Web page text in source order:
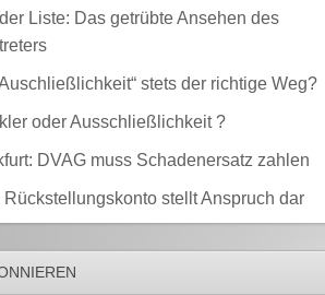
Liste: Das getrübte Ansehen des
stets der richtige Weg?
oder Ausschließlichkeit ?
DVAG muss Schadenersatz zahlen
stellt Anspruch dar